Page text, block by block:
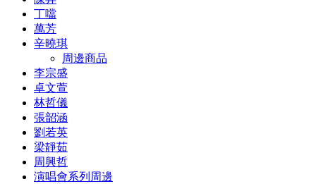
丁噹
萬芳
辛曉琪
周邊商品
李宗盛
卓文萱
林哲儀
張韶涵
劉若英
梁靜茹
周興哲
演唱會系列周邊